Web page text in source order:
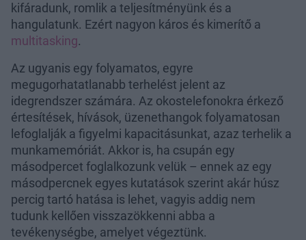
kifáradunk, romlik a teljesítményünk és a
hangulatunk. Ezért nagyon káros és kimerítő a
multitasking.
Az ugyanis egy folyamatos, egyre
megugorhatatlanabb terhelést jelent az
idegrendszer számára. Az okostelefonokra érkező
értesítések, hívások, üzenethangok folyamatosan
lefoglalják a figyelmi kapacitásunkat, azaz terhelik a
munkamemóriát. Akkor is, ha csupán egy
másodpercet foglalkozunk velük – ennek az egy
másodpercnek egyes kutatások szerint akár húsz
percig tartó hatása is lehet, vagyis addig nem
tudunk kellően visszazökkenni abba a
tevékenységbe, amelyet végeztünk.